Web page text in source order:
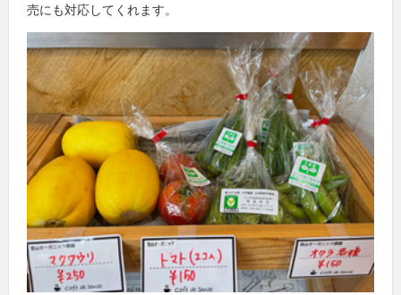
売にも対応してくれます。